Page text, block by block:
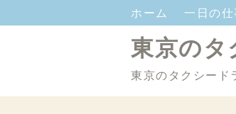
ホーム 一日の
東京のタ
東京のタクシード